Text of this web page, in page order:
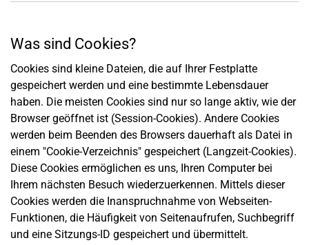
Was sind Cookies?
Cookies sind kleine Dateien, die auf Ihrer Festplatte
gespeichert werden und eine bestimmte Lebensdauer
haben. Die meisten Cookies sind nur so lange aktiv, wie der
Browser geöffnet ist (Session-Cookies). Andere Cookies
werden beim Beenden des Browsers dauerhaft als Datei in
einem "Cookie-Verzeichnis" gespeichert (Langzeit-Cookies).
Diese Cookies ermöglichen es uns, Ihren Computer bei
Ihrem nächsten Besuch wiederzuerkennen. Mittels dieser
Cookies werden die Inanspruchnahme von Webseiten-
Funktionen, die Häufigkeit von Seitenaufrufen, Suchbegriff
und eine Sitzungs-ID gespeichert und übermittelt.